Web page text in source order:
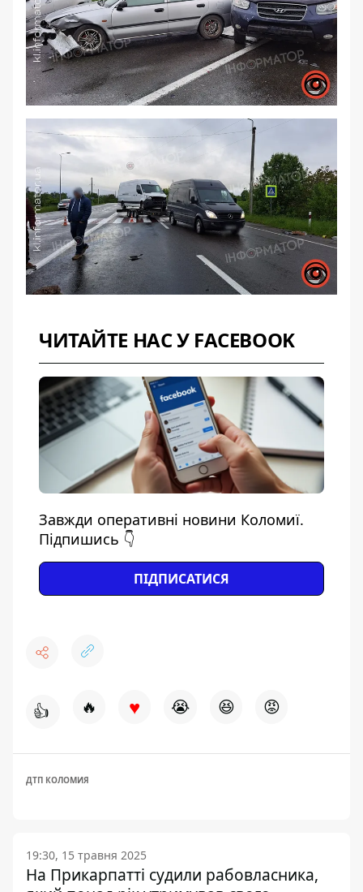
ЧИТАЙТЕ НАС У FACEBOOK
Завжди оперативні новини Коломиї.
Підпишись 👇
ПІДПИСАТИСЯ
👍 🔥 ♥ 😭 😆 😡
ДТП КОЛОМИЯ
19:30, 15 травня 2025
На Прикарпатті судили рабовласника,